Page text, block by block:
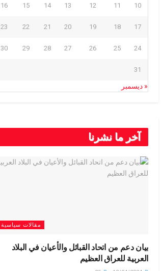
10
11
12
13
14
15
16
17
18
19
20
21
22
23
24
25
26
27
28
29
30
31
« ديسمبر
آخر ما نشرنا
مقالات سياسية
بيان دعم من اتحاد القبائل والأعيان في البلاد
العربية للعراق العظيم